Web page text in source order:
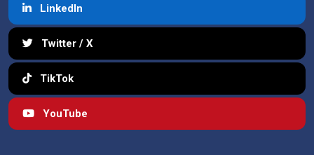
LinkedIn
Twitter / X
TikTok
YouTube